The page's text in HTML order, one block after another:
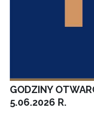
GODZINY
5.06.2026 R.